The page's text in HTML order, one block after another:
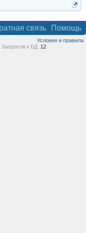
связь Помощь
Условия и правила
Запросов к БД: 12